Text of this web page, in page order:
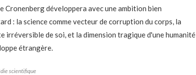
Cronenberg développera avec une ambition bien
: la science comme vecteur de corruption du corps, la
irréversible de soi, et la dimension tragique d'une humanité
étrangère.
scientifique